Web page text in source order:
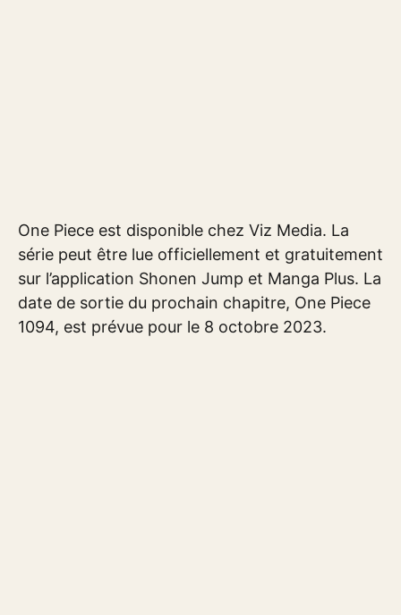
One Piece est disponible chez Viz Media. La
série peut être lue officiellement et gratuitement
sur l’application Shonen Jump et Manga Plus. La
date de sortie du prochain chapitre, One Piece
1094, est prévue pour le 8 octobre 2023.